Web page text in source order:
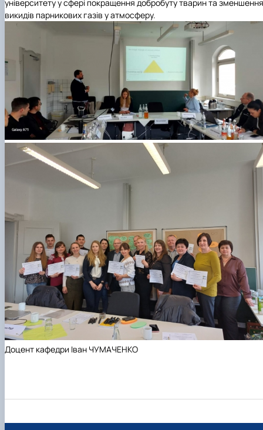
університету у сфері покращення добробуту тварин та зменшення
викидів парникових газів у атмосферу.
Доцент кафедри Іван ЧУМАЧЕНКО